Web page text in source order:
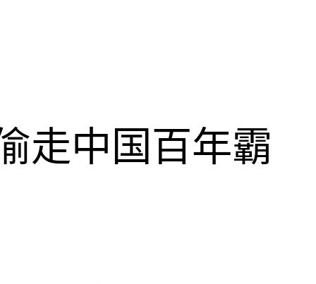
走中国百年霸